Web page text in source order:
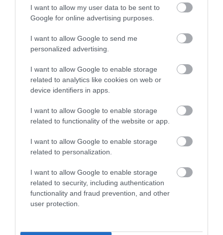
I want to allow my user data to be sent to
Google for online advertising purposes.
I want to allow Google to send me
personalized advertising.
I want to allow Google to enable storage
related to analytics like cookies on web or
device identifiers in apps.
I want to allow Google to enable storage
related to functionality of the website or app.
I want to allow Google to enable storage
related to personalization.
I want to allow Google to enable storage
related to security, including authentication
functionality and fraud prevention, and other
user protection.
POZITÍV GONDOLKODÁS